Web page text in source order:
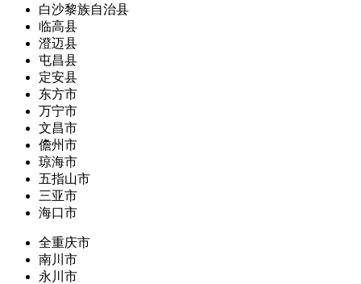
白沙黎族自治县
临高县
澄迈县
屯昌县
定安县
东方市
万宁市
文昌市
儋州市
琼海市
五指山市
三亚市
海口市
全重庆市
南川市
永川市